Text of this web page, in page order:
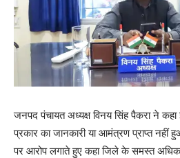
जनपद पंचायत अध्यक्ष विनय सिंह पैकरा ने
प्रकार का जानकारी या आमंत्रण प्राप्त नहीं
पर आरोप लगाते हुए कहा जिले के समस्त